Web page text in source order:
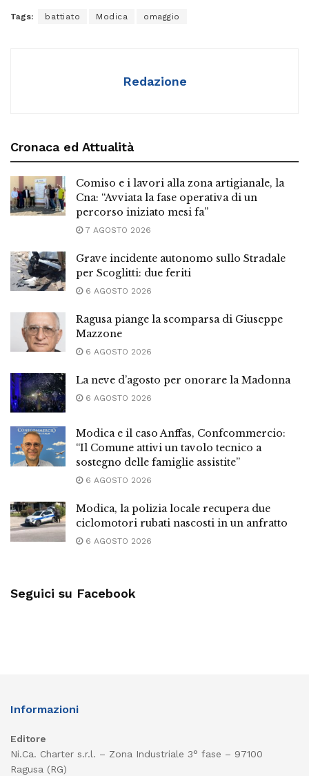
Tags: battiato Modica omaggio
Redazione
Cronaca ed Attualità
Comiso e i lavori alla zona artigianale, la
Cna: “Avviata la fase operativa di un
percorso iniziato mesi fa”
7 AGOSTO 2026
Grave incidente autonomo sullo Stradale
per Scoglitti: due feriti
6 AGOSTO 2026
Ragusa piange la scomparsa di Giuseppe
Mazzone
6 AGOSTO 2026
La neve d’agosto per onorare la Madonna
6 AGOSTO 2026
Modica e il caso Anffas, Confcommercio:
“Il Comune attivi un tavolo tecnico a
sostegno delle famiglie assistite”
6 AGOSTO 2026
Modica, la polizia locale recupera due
ciclomotori rubati nascosti in un anfratto
6 AGOSTO 2026
Seguici su Facebook
Informazioni
Editore
Ni.Ca. Charter s.r.l. – Zona Industriale 3° fase – 97100
Ragusa (RG)